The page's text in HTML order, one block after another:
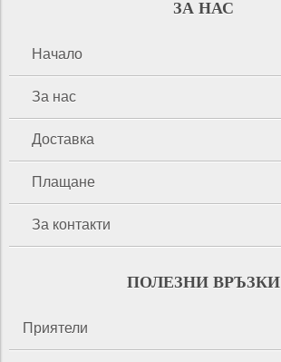
ЗА НАС
Начало
За нас
Доставка
Плащане
За контакти
ПОЛЕЗНИ ВРЪЗКИ
Приятели